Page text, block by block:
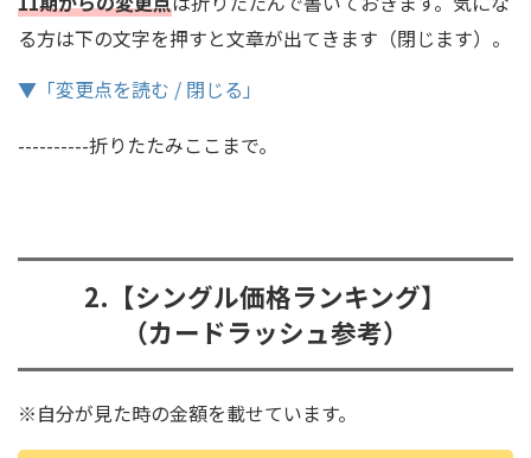
る方は下の文字を押すと文章が出てきます（閉じます）。
▼「変更点を読む / 閉じる」
----------折りたたみここまで。
2.【シングル価格ランキング】
（カードラッシュ参考）
※自分が見た時の金額を載せています。